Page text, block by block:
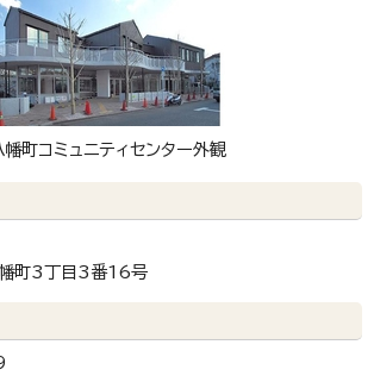
幡町コミュニティセンター外観
町3丁目3番16号